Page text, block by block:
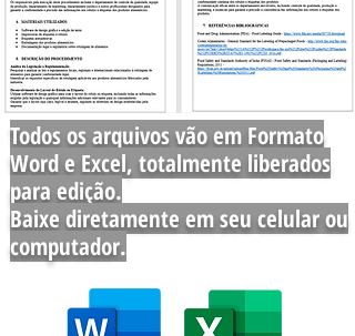
Todos os arquivos vão em Formato
Word e Excel, totalmente liberados
para edição.
Baixe diretamente em seu celular ou
computador.